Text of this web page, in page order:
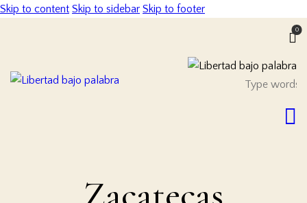
Skip to content Skip to sidebar Skip to footer
0